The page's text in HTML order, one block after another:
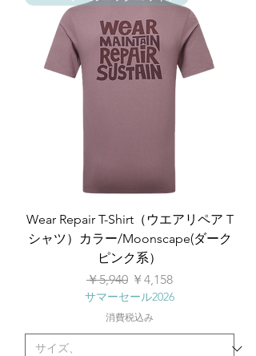
Wear Repair T-Shirt（ウエアリペア T
シャツ）カラー/Moonscape(ダーク
ピンク系）
通常価格
￥5,940 セール価格
￥4,158
サマーセール2026
消費税込み